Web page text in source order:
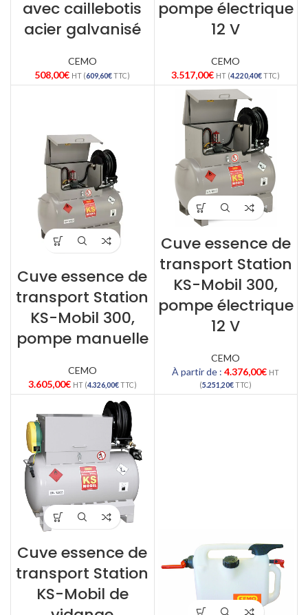
avec caillebotis
acier galvanisé
CEMO
508,00€ HT (609,60€TTC)
pompe électrique
12 V
CEMO
3.517,00€ HT (4.220,40€TTC)
Cuve essence de
transport Station
KS-Mobil 300,
pompe manuelle
CEMO
3.605,00€ HT (4.326,00€TTC)
Cuve essence de
transport Station
KS-Mobil 300,
pompe électrique
12 V
CEMO
À partir de :4.376,00€ HT
(5.251,20€TTC)
Cuve essence de
transport Station
KS-Mobil de